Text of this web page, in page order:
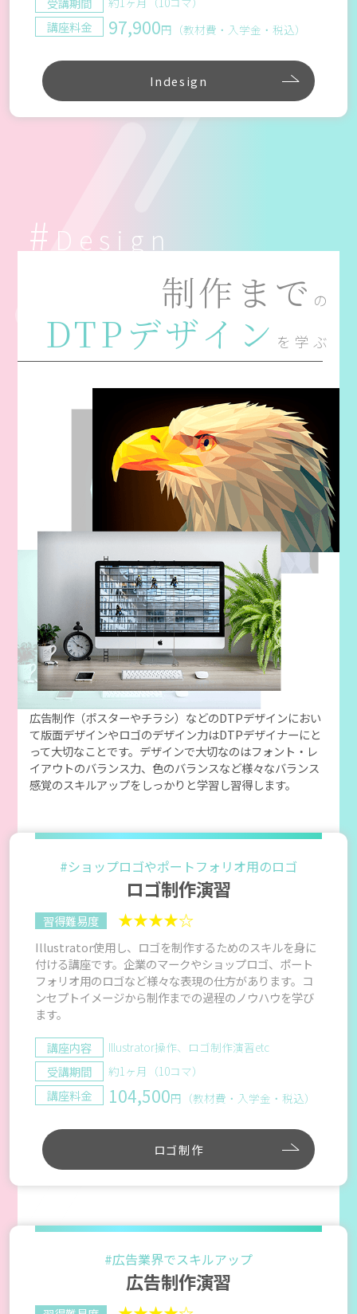
講座料金 97,900円（教材費・入学金・税込）
Indesign
Design
制作まで の
DTPデザイン を学ぶ
広告制作（ポスターやチラシ）などのDTPデザインにおい
て版面デザインやロゴのデザイン力はDTPデザイナーにと
って大切なことです。デザインで大切なのはフォント・レ
イアウトのバランス力、色のバランスなど様々なバランス
感覚のスキルアップをしっかりと学習し習得します。
#ショップロゴやポートフォリオ用のロゴ
ロゴ制作演習
習得難易度 ★★★★☆
Illustrator使用し、ロゴを制作するためのスキルを身に
付ける講座です。企業のマークやショップロゴ、ポート
フォリオ用のロゴなど様々な表現の仕方があります。コ
ンセプトイメージから制作までの過程のノウハウを学び
ます。
講座内容
Illustrator操作、ロゴ制作演習etc
受講期間 約1ヶ月（10コマ）
講座料金 104,500円（教材費・入学金・税込）
ロゴ制作
#広告業界でスキルアップ
広告制作演習